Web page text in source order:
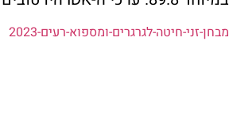
מבחן-זני-חיטה-לגרגרים-ומספוא-רעים-2023